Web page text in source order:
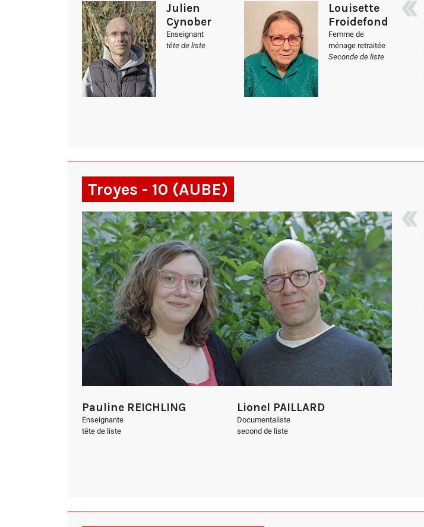
Julien
Cynober
Enseignant
tête de liste
Louisette
Froidefond
Femme de
ménage retraitée
Seconde de liste
Troyes - 10 (AUBE)
Pauline REICHLING
Enseignante
tête de liste
Lionel PAILLARD
Documentaliste
second de liste